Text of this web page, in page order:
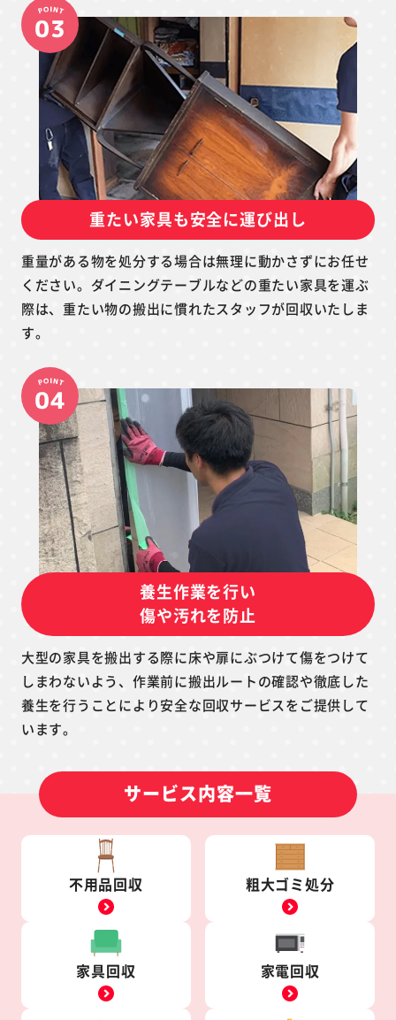
重たい家具も安全に運び出し
重量がある物を処分する場合は無理に動かさずにお任せ
ください。ダイニングテーブルなどの重たい家具を運ぶ
際は、重たい物の搬出に慣れたスタッフが回収いたしま
す。
養生作業を行い
傷や汚れを防止
大型の家具を搬出する際に床や扉にぶつけて傷をつけて
しまわないよう、作業前に搬出ルートの確認や徹底した
養生を行うことにより安全な回収サービスをご提供して
います。
サービス内容一覧
不用品回収 粗大ゴミ処分
家具回収 家電回収